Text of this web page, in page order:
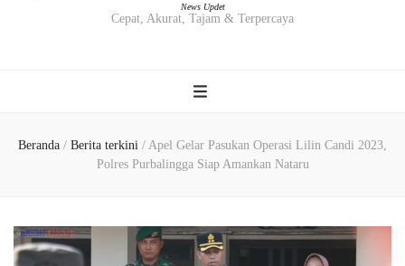
News Updet
Cepat, Akurat, Tajam & Terpercaya
Beranda / Berita terkini / Apel Gelar Pasukan Operasi Lilin Candi 2023,
Polres Purbalingga Siap Amankan Nataru